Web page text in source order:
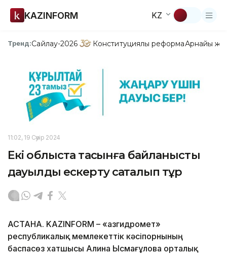
KAZINFORM KZ
Тренд:Сайлау-2026 Конституциялық реформаАрнайы
11:02, 19 Сәуір 2024
Екі облыста тасқынға байланысты
дауылды ескерту сақталып тұр
АСТАНА. KAZINFORM – «Қазгидромет»
республикалық мемлекеттік кәсіпорнының
баспасөз хатшысы Алина Ысмағұлова орталық